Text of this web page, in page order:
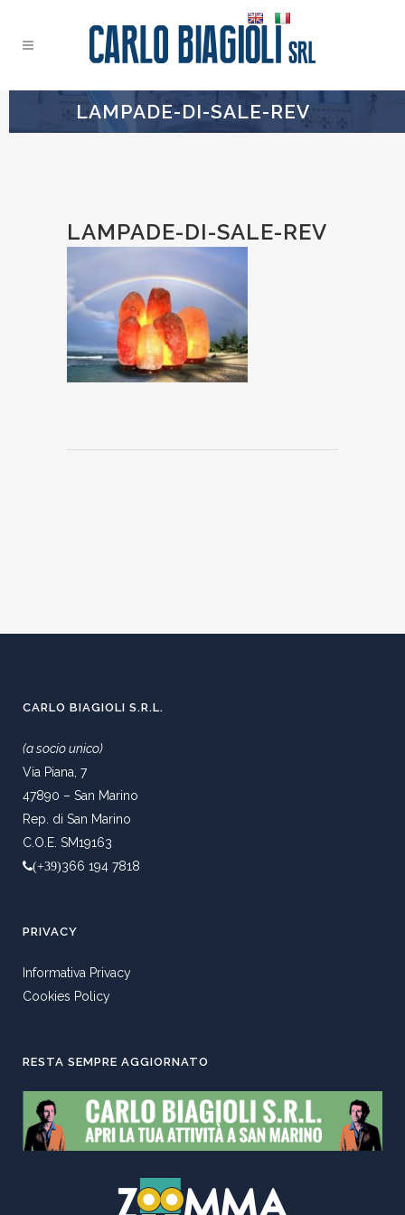
LAMPADE-DI-SALE-REV
LAMPADE-DI-SALE-REV
CARLO BIAGIOLI S.R.L.
(a socio unico)
Via Piana, 7
47890 – San Marino
Rep. di San Marino
C.O.E. SM19163
(+39)366 194 7818
PRIVACY
Informativa Privacy
Cookies Policy
RESTA SEMPRE AGGIORNATO